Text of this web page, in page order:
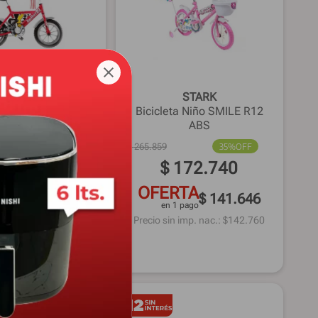
STARK
Niño TOP RACE
OFF
.740
pago $ 141.646
142.760
STARK
Bicicleta Niño SMILE R12
ABS
265.859 35%OFF
$ 172.740
OFERTA
en 1 pago$ 141.646
Precio sin imp. nac.: $142.760